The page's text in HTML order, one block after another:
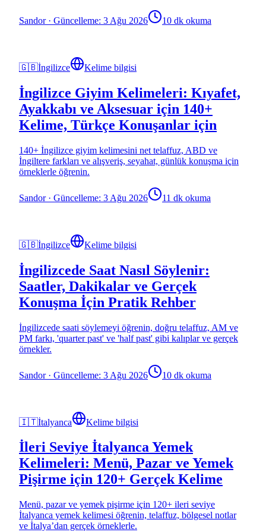
Sandor· Güncelleme: 3 Ağu 2026 10 dk okuma
🇬🇧İngilizce Kelime bilgisi
İngilizce Giyim Kelimeleri: Kıyafet,
Ayakkabı ve Aksesuar için 140+
Kelime, Türkçe Konuşanlar için
140+ İngilizce giyim kelimesini net telaffuz, ABD ve
İngiltere farkları ve alışveriş, seyahat, günlük konuşma için
örneklerle öğrenin.
Sandor· Güncelleme: 3 Ağu 2026 11 dk okuma
🇬🇧İngilizce Kelime bilgisi
İngilizcede Saat Nasıl Söylenir:
Saatler, Dakikalar ve Gerçek
Konuşma İçin Pratik Rehber
İngilizcede saati söylemeyi öğrenin, doğru telaffuz, AM ve
PM farkı, 'quarter past' ve 'half past' gibi kalıplar ve gerçek
örnekler.
Sandor· Güncelleme: 3 Ağu 2026 10 dk okuma
🇮🇹İtalyanca Kelime bilgisi
İleri Seviye İtalyanca Yemek
Kelimeleri: Menü, Pazar ve Yemek
Pişirme için 120+ Gerçek Kelime
Menü, pazar ve yemek pişirme için 120+ ileri seviye
İtalyanca yemek kelimesi öğrenin, telaffuz, bölgesel notlar
ve İtalya’dan gerçek örneklerle.